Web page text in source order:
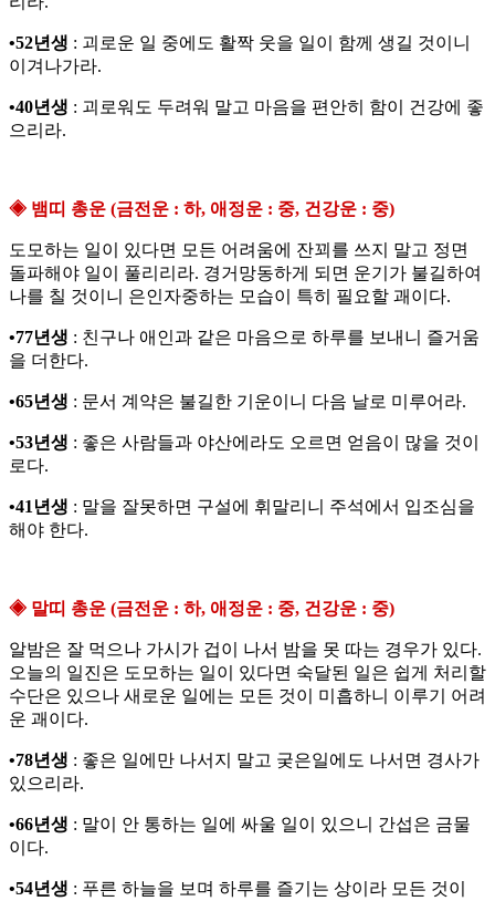
•52년생 : 괴로운 일 중에도 활짝 웃을 일이 함께 생길 것이니
이겨나가라.
•40년생 : 괴로워도 두려워 말고 마음을 편안히 함이 건강에 좋
으리라.
◈ 뱀띠 총운 (금전운 : 하, 애정운 : 중, 건강운 : 중)
도모하는 일이 있다면 모든 어려움에 잔꾀를 쓰지 말고 정면
돌파해야 일이 풀리리라. 경거망동하게 되면 운기가 불길하여
나를 칠 것이니 은인자중하는 모습이 특히 필요할 괘이다.
•77년생 : 친구나 애인과 같은 마음으로 하루를 보내니 즐거움
을 더한다.
•65년생 : 문서 계약은 불길한 기운이니 다음 날로 미루어라.
•53년생 : 좋은 사람들과 야산에라도 오르면 얻음이 많을 것이
로다.
•41년생 : 말을 잘못하면 구설에 휘말리니 주석에서 입조심을
해야 한다.
◈ 말띠 총운 (금전운 : 하, 애정운 : 중, 건강운 : 중)
알밤은 잘 먹으나 가시가 겁이 나서 밤을 못 따는 경우가 있다.
오늘의 일진은 도모하는 일이 있다면 숙달된 일은 쉽게 처리할
수단은 있으나 새로운 일에는 모든 것이 미흡하니 이루기 어려
운 괘이다.
•78년생 : 좋은 일에만 나서지 말고 궂은일에도 나서면 경사가
있으리라.
•66년생 : 말이 안 통하는 일에 싸울 일이 있으니 간섭은 금물
이다.
•54년생 : 푸른 하늘을 보며 하루를 즐기는 상이라 모든 것이